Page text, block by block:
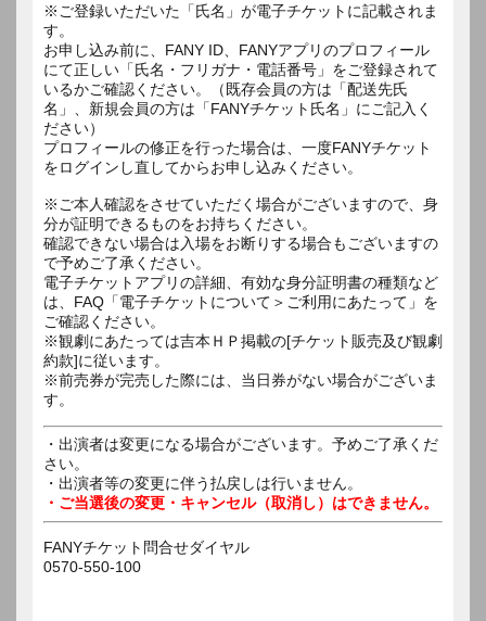
※ご登録いただいた「氏名」が電子チケットに記載されま
す。
お申し込み前に、FANY ID、FANYアプリのプロフィール
にて正しい「氏名・フリガナ・電話番号」をご登録されて
いるかご確認ください。（既存会員の方は「配送先氏
名」、新規会員の方は「FANYチケット氏名」にご記入く
ださい）
プロフィールの修正を行った場合は、一度FANYチケット
をログインし直してからお申し込みください。
※ご本人確認をさせていただく場合がございますので、身
分が証明できるものをお持ちください。
確認できない場合は入場をお断りする場合もございますの
で予めご了承ください。
電子チケットアプリの詳細、有効な身分証明書の種類など
は、FAQ「電子チケットについて＞ご利用にあたって」を
ご確認ください。
※観劇にあたっては吉本ＨＰ掲載の[チケット販売及び観劇
約款]に従います。
※前売券が完売した際には、当日券がない場合がございま
す。
・出演者は変更になる場合がございます。予めご了承くだ
さい。
・出演者等の変更に伴う払戻しは行いません。
・ご当選後の変更・キャンセル（取消し）はできません。
FANYチケット問合せダイヤル
0570-550-100